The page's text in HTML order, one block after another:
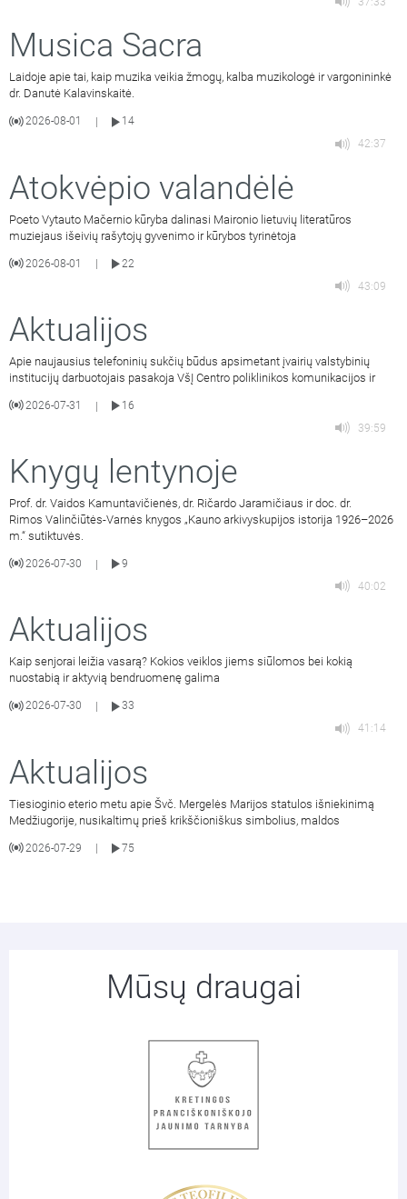
Musica Sacra
Laidoje apie tai, kaip muzika veikia žmogų, kalba muzikologė ir vargonininkė
dr. Danutė Kalavinskaitė.
2026-08-01
14
42:37
Atokvėpio valandėlė
Poeto Vytauto Mačernio kūryba dalinasi Maironio lietuvių literatūros
muziejaus išeivių rašytojų gyvenimo ir kūrybos tyrinėtoja
2026-08-01
22
43:09
Aktualijos
Apie naujausius telefoninių sukčių būdus apsimetant įvairių valstybinių
institucijų darbuotojais pasakoja VšĮ Centro poliklinikos komunikacijos ir
2026-07-31 |
16
39:59
Knygų lentynoje
Prof. dr. Vaidos Kamuntavičienės, dr. Ričardo Jaramičiaus ir doc. dr.
Rimos Valinčiūtės-Varnės knygos „Kauno arkivyskupijos istorija 1926–2026
m.“ sutiktuvės.
2026-07-30 |
9
40:02
Aktualijos
Kaip senjorai leižia vasarą? Kokios veiklos jiems siūlomos bei kokią
nuostabią ir aktyvią bendruomenę galima
2026-07-30
33
41:14
Aktualijos
Tiesioginio eterio metu apie Švč. Mergelės Marijos statulos išniekinimą
Medžiugorije, nusikaltimų prieš krikščioniškus simbolius, maldos
2026-07-29 75
Mūsų draugai